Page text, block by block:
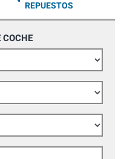
REPUESTOS
COCHE